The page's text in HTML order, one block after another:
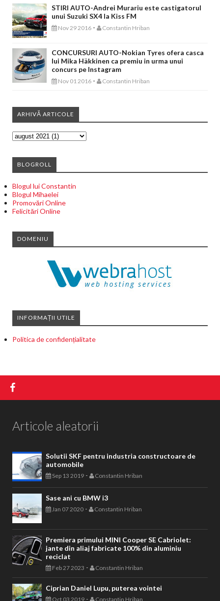
STIRI AUTO-Andrei Murariu este castigatorul
unui Suzuki SX4 la Kiss FM
Nov 29 2016 - Constantin Hriban
CONCURSURI AUTO-Nokian Tyres ofera casca
lui Mika Häkkinen ca premiu in urma unui
concurs pe Instagram
Nov 01 2016 - Constantin Hriban
ARHIVĂ ARTICOLE
BLOGROLL
Blogul lui Constantin
Blogul Mihaelei
Promovări Online
Felicitări Online
DOMENIU
INFORMAȚII UTILE
Politica de confidențialitate
Articole aleatorii
Solutii SKF pentru industria constructoare de
automobile
Sep 13 2019 - Constantin Hriban
Sase ani cu BMW i3
Jan 07 2020 - Constantin Hriban
Premiera primului MINI Cooper SE Cabriolet:
jante din aliaj fabricate 100% din aluminiu
reciclat
Feb 27 2023 - Constantin Hriban
Ciprian Daniel Lupu, puterea vointei
Oct 03 2019 - Constantin Hriban